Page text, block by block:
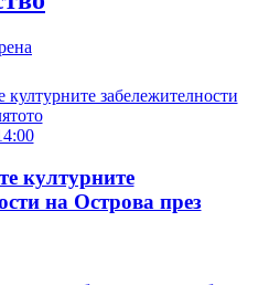
културните
на Острова през